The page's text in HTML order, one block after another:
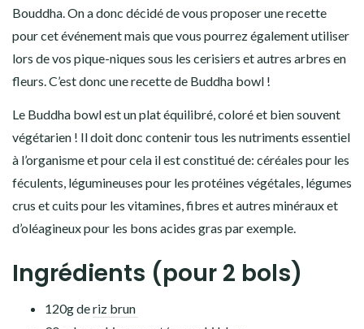
Bouddha. On a donc décidé de vous proposer une recette
pour cet événement mais que vous pourrez également utiliser
lors de vos pique-niques sous les cerisiers et autres arbres en
fleurs. C’est donc une recette de Buddha bowl !
Le Buddha bowl est un plat équilibré, coloré et bien souvent
végétarien ! Il doit donc contenir tous les nutriments essentiel
à l’organisme et pour cela il est constitué de: céréales pour les
féculents, légumineuses pour les protéines végétales, légumes
crus et cuits pour les vitamines, fibres et autres minéraux et
d’oléagineux pour les bons acides gras par exemple.
Ingrédients (pour 2 bols)
120g deriz brun